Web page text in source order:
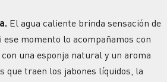
El agua caliente brinda sensación de
ese momento lo acompañamos con
una esponja natural y un aroma
que traen los jabones líquidos, la